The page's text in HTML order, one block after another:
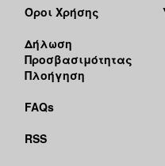
Όροι Χρήσης
Δήλωση
Προσβασιμότητας
Πλοήγηση
FAQs
RSS